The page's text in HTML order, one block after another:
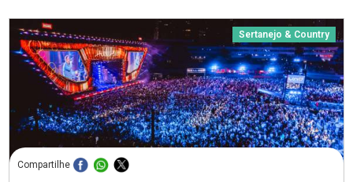
Sertanejo & Country
Compartilhe